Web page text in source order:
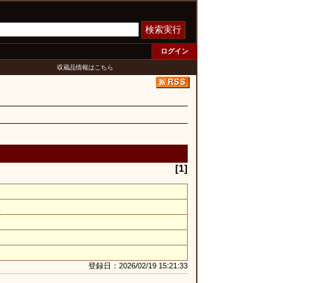
検索実行
ログイン
収蔵品情報はこちら
[1]
登録日：2026/02/19 15:21:33